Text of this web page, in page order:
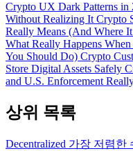
Crypto UX Dark Patterns in
Without Realizing It Crypto
Really Means (And Where
What Really Happens
You Should Do) Crypto
Store Digital Assets Safely
and U.S. Enforcement
상위 목록
Decentralized 가장 저렴한